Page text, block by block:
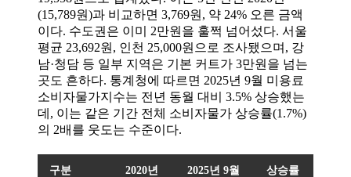
(15,789원)과 비교하면 3,769원, 약 24% 오른 금액
이다. 수도권은 이미 2만원을 훌쩍 넘어섰다. 서울
평균 23,692원, 인천 25,000원으로 조사됐으며, 강
남·청담 등 일부 지역은 기본 커트가 3만원을 넘는
곳도 흔하다. 통계청에 따르면 2025년 9월 미용료
소비자물가지수는 전년 동월 대비 3.5% 상승했는
데, 이는 같은 기간 전체 소비자물가 상승률(1.7%)
의 2배를 웃도는 수준이다.
구분 2020년 2025년 9월 상승률